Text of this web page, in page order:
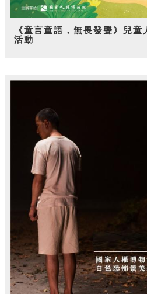
《童言童語，無畏發聲》兒童
活動